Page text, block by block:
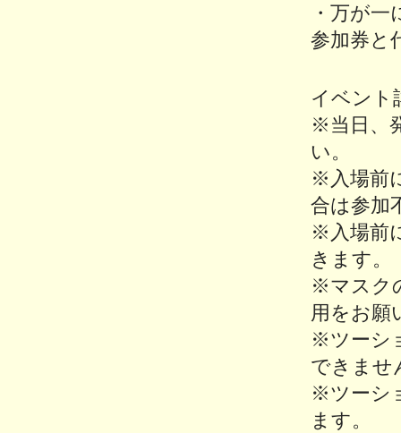
・万が
参加券と
イベント
※当日、
い。
※入場前
合は参加
※入場前
きます。
※マスク
用をお願
※ツーシ
できませ
※ツーシ
ます。